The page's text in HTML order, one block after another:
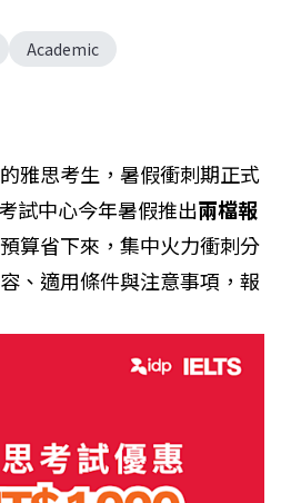
Academic
雅思考生，暑假衝刺期正式
試中心今年暑假推出兩檔報
算省下來，集中火力衝刺分
、適用條件與注意事項，報